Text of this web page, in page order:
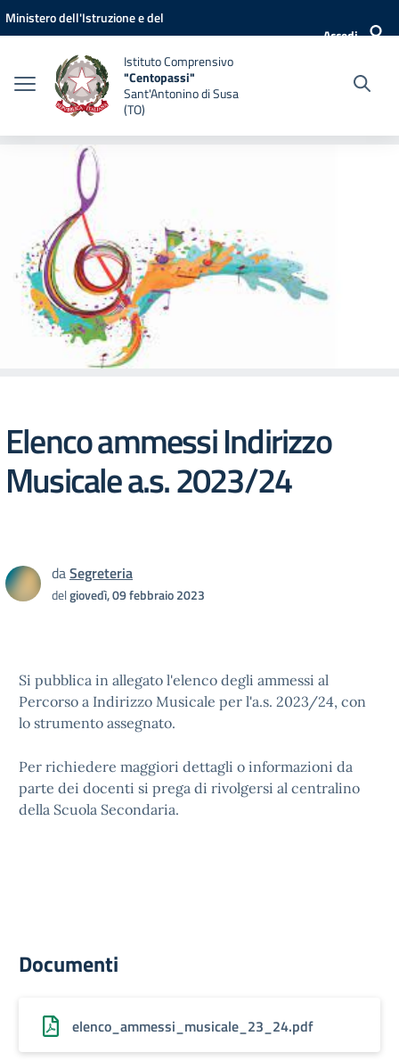
Vai ai contenuti
Vai al menu di navigazione
Vai al footer
Ministero dell'Istruzione e del
Accedi
Istituto Comprensivo
"Centopassi"
Sant'Antonino di Susa
(TO)
Elenco ammessi Indirizzo
Musicale a.s. 2023/24
daSegreteria
delgiovedì, 09 febbraio 2023
Si pubblica in allegato l'elenco degli ammessi al
Percorso a Indirizzo Musicale per l'a.s. 2023/24, con
lo strumento assegnato.
Per richiedere maggiori dettagli o informazioni da
parte dei docenti si prega di rivolgersi al centralino
della Scuola Secondaria.
Documenti
elenco_ammessi_musicale_23_24.pdf